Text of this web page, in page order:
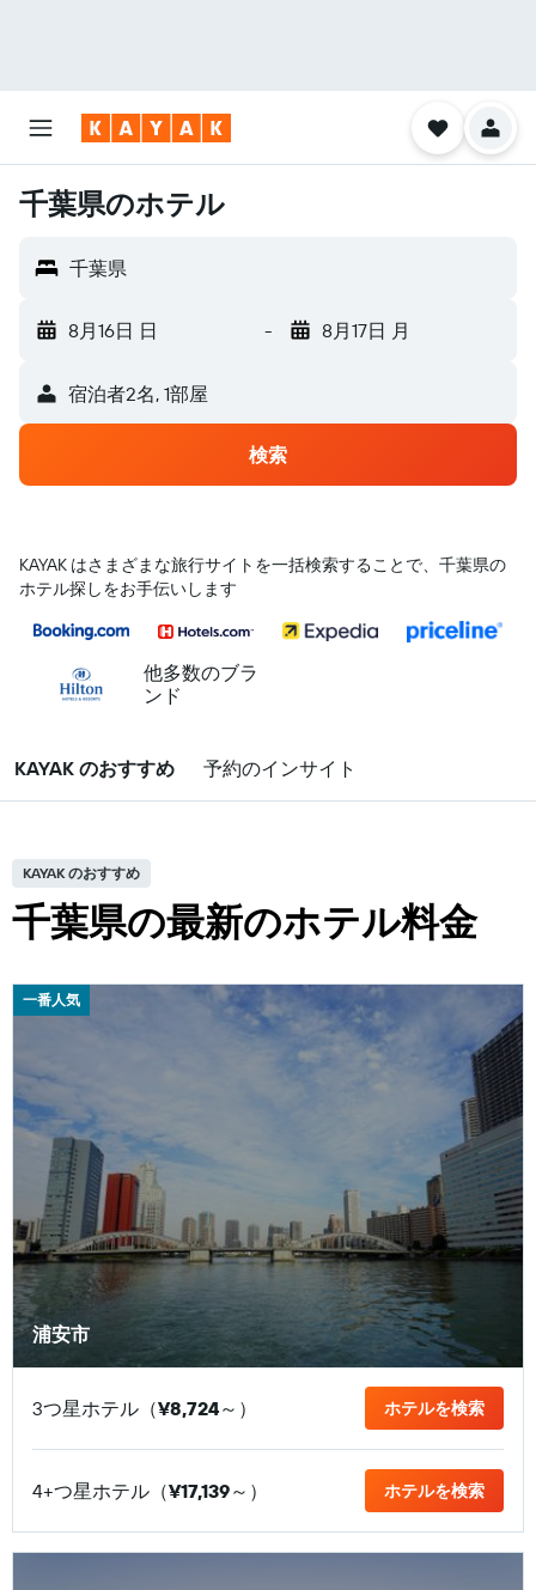
千葉県のホテル
千葉県
8月16日 日 - 8月17日 月
宿泊者2名, 1​部屋
検索
KAYAK はさまざまな旅行サイトを一括検索することで、千葉県の
ホテル探しをお手伝いします
他多数のブラ
ンド
KAYAK のおすすめ 予約のインサイト
KAYAK のおすすめ
千葉県の最新のホテル料金
一番人気
浦安市
3つ星ホテル（¥8,724​～） ホテルを検索
4+つ星ホテル（¥17,139​～） ホテルを検索